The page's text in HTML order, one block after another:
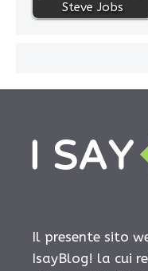
Steve Jobs
Il presente sito
IsayBlog! la cui